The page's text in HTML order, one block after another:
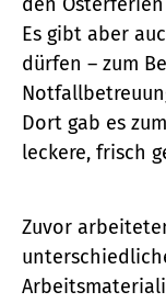
Es gibt aber
dürfen – zum
Dort gab es
leckere, frisch
Zuvor